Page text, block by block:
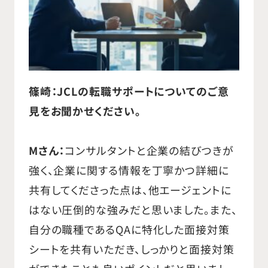
篠崎：JCLの転職サポートについてのご意
見をお聞かせください。
Mさん：コンサルタントと企業の結びつきが
強く、企業に関する情報を丁寧かつ詳細に
共有してくださった点は、他エージェントに
はない圧倒的な強みだと思いました。また、
自分の職種であるQAに特化した面接対策
シートを共有いただき、しっかりと面接対策